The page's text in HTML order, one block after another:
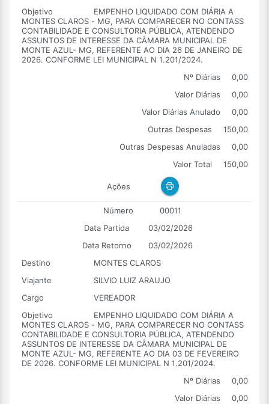
Objetivo
EMPENHO LIQUIDADO COM DIÁRIA A
MONTES CLAROS - MG, PARA COMPARECER NO CONTASS
CONTABILIDADE E CONSULTORIA PÚBLICA, ATENDENDO
ASSUNTOS DE INTERESSE DA CÂMARA MUNICIPAL DE
MONTE AZUL- MG, REFERENTE AO DIA 26 DE JANEIRO DE
2026. CONFORME LEI MUNICIPAL N 1.201/2024.
Nº Diárias
0,00
Valor Diárias
0,00
Valor Diárias Anulado
0,00
Outras Despesas
150,00
Outras Despesas Anuladas
0,00
Valor Total
150,00
Ações
Número
00011
Data Partida
03/02/2026
Data Retorno
03/02/2026
Destino
MONTES CLAROS
Viajante
SILVIO LUIZ ARAUJO
Cargo
VEREADOR
Objetivo
EMPENHO LIQUIDADO COM DIÁRIA A
MONTES CLAROS - MG, PARA COMPARECER NO CONTASS
CONTABILIDADE E CONSULTORIA PÚBLICA, ATENDENDO
ASSUNTOS DE INTERESSE DA CÂMARA MUNICIPAL DE
MONTE AZUL- MG, REFERENTE AO DIA 03 DE FEVEREIRO
DE 2026. CONFORME LEI MUNICIPAL N 1.201/2024.
Nº Diárias
0,00
Valor Diárias
0,00